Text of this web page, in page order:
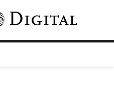
Pasar al contenido principal